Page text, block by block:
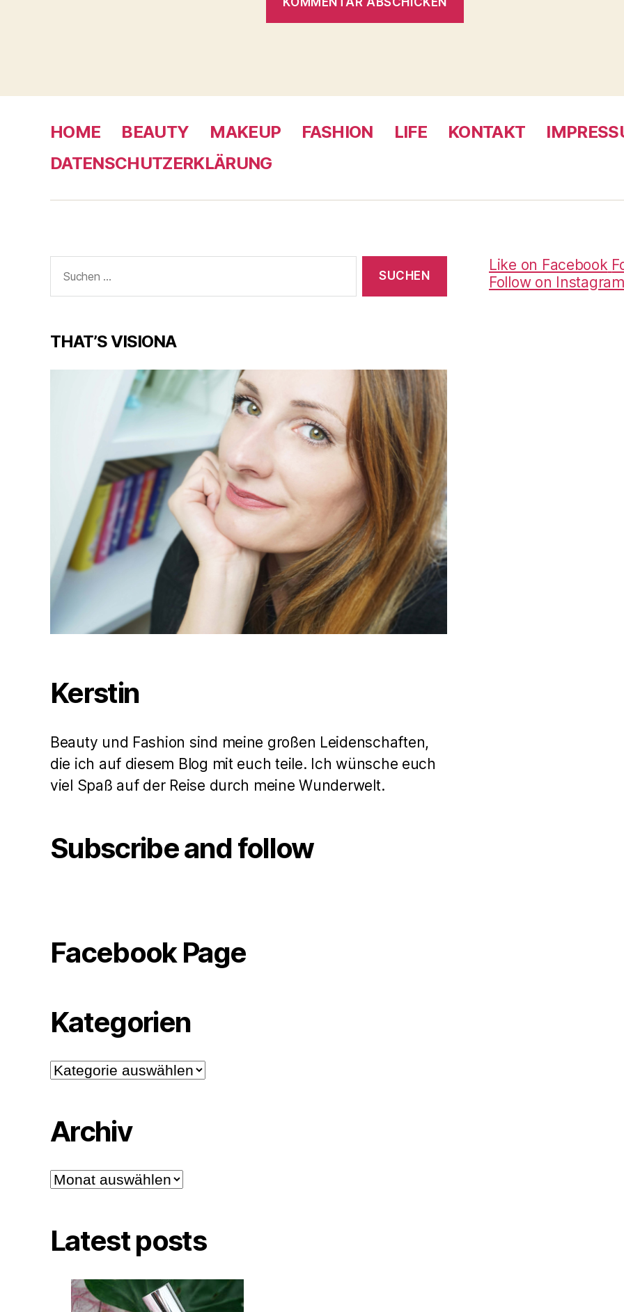
HOME BEAUTY MAKEUP FASHION LIFE KONTAKT
DATENSCHUTZERKLÄRUNG
nach:
THAT’S VISIONA
Kerstin
Beauty und Fashion sind meine großen Leidenschaften,
die ich auf diesem Blog mit euch teile. Ich wünsche euch
viel Spaß auf der Reise durch meine Wunderwelt.
Subscribe and follow
Facebook Page
Kategorien
Kategorien
Archiv
Archiv
Latest posts
Like on Facebook
Follow on Instagram